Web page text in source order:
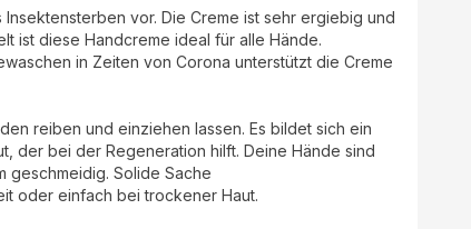
vor. Die Creme ist sehr ergiebig und
ist diese Handcreme ideal für alle Hände.
in Zeiten von Corona unterstützt die Creme
reiben und einziehen lassen. Es bildet sich ein
der bei der Regeneration hilft. Deine Hände sind
geschmeidig. Solide Sache
oder einfach bei trockener Haut.